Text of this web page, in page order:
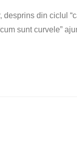
din ciclul
sunt curvele”